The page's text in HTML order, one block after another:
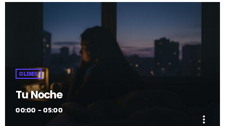
OLDIES
Tu Noche
00:00 - 05:00
more_vert